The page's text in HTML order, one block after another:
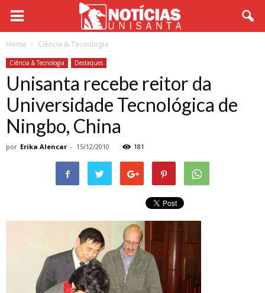
Home Ciência & Tecnologia
Ciência & Tecnologia Destaques
Unisanta recebe reitor da
Universidade Tecnológica de
Ningbo, China
por Erika Alencar - 15/12/2010 181